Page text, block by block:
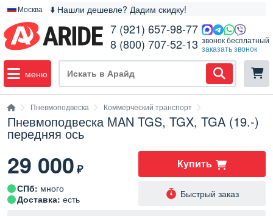
Москва ⬇️ Нашли дешевле? Дадим скидку!
7 (921) 657-98-77
8 (800) 707-52-13 звонок бесплатный
заказать звонок
меню
Пневмоподвеска Коммерческий транспорт
Пневмоподвеска MAN TGS, TGX, TGA (19.-)
передняя ось
29 000₽ Купить
Быстрый заказ
СПб: много
Доставка: есть